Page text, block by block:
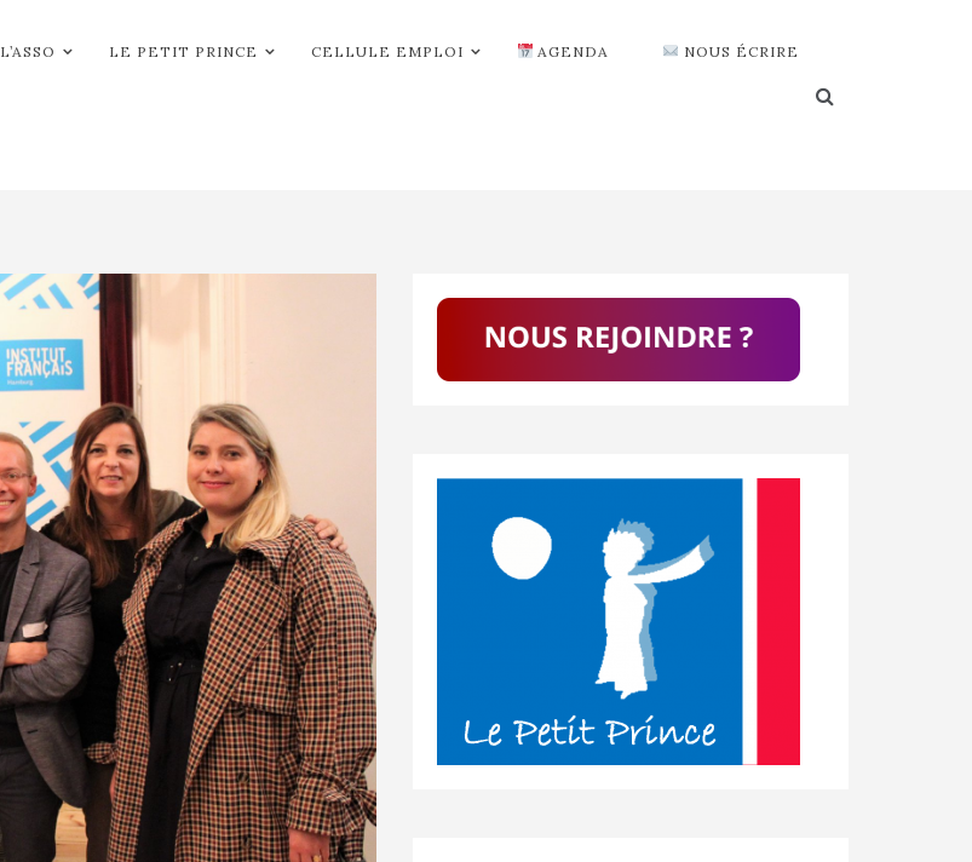
L’ASSO LE PETIT PRINCE CELLULE EMPLOI AGENDA NOUS ÉCRIRE